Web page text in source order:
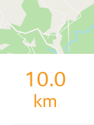
10.0
km